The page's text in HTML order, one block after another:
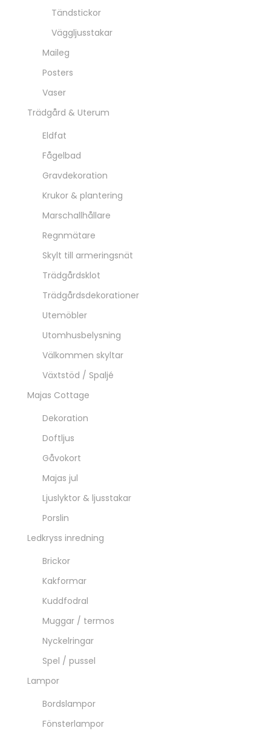
Tändstickor
Väggljusstakar
Maileg
Posters
Vaser
Trädgård & Uterum
Eldfat
Fågelbad
Gravdekoration
Krukor & plantering
Marschallhållare
Regnmätare
Skylt till armeringsnät
Trädgårdsklot
Trädgårdsdekorationer
Utemöbler
Utomhusbelysning
Välkommen skyltar
Växtstöd / Spaljé
Majas Cottage
Dekoration
Doftljus
Gåvokort
Majas jul
Ljuslyktor & ljusstakar
Porslin
Ledkryss inredning
Brickor
Kakformar
Kuddfodral
Muggar / termos
Nyckelringar
Spel / pussel
Lampor
Bordslampor
Fönsterlampor